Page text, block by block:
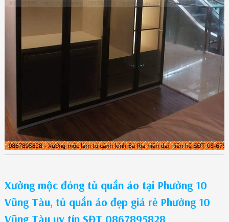
Xưởng mộc đóng tủ quần áo tại Phường 10
Vũng Tàu, tủ quần áo đẹp giá rẻ Phường 10
Vũng Tàu uy tín SĐT 0867895828